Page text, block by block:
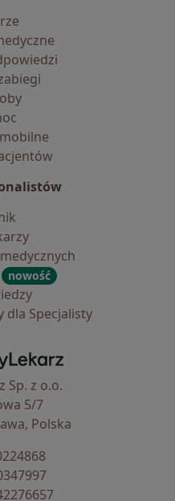
nowość
dla Specjalisty
- Strona główna
Sp. z o.o.
5/7
Polska